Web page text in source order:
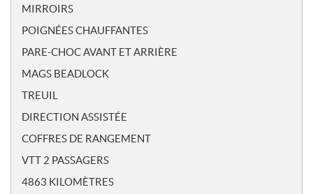
MIRROIRS
POIGNÉES CHAUFFANTES
PARE-CHOC AVANT ET ARRIÈRE
MAGS BEADLOCK
TREUIL
DIRECTION ASSISTÉE
COFFRES DE RANGEMENT
VTT 2 PASSAGERS
4863 KILOMÈTRES